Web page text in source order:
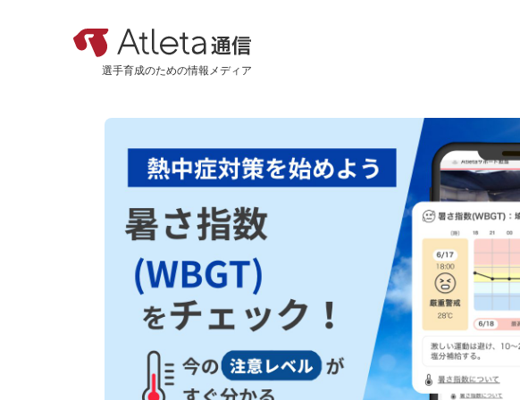
選手育成のための情報メディア
カテゴリ
新着記事
おすすめ記事
機能紹介
活用事例